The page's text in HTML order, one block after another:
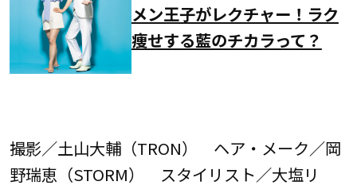
メン王子がレクチャー！ラク
痩せする藍のチカラって？
撮影／土山大輔（TRON） ヘア・メーク／岡
野瑞恵（STORM） スタイリスト／大塩リ